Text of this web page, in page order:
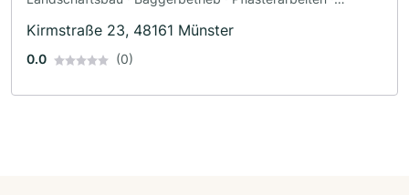
Kirmstraße 23, 48161 Münster
0.0 (0)